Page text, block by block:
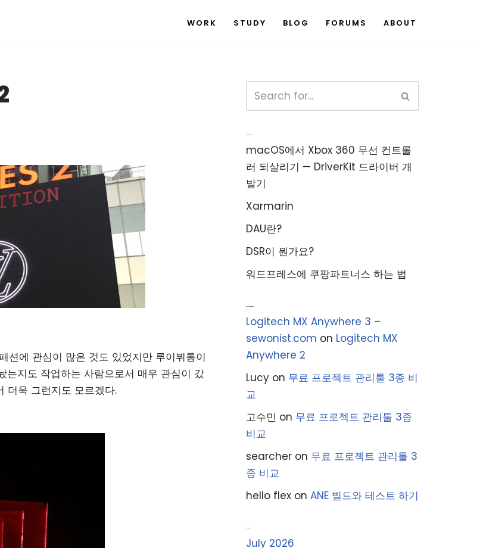
WORK STUDY BLOG FORUMS ABOUT
션에 관심이 많은 것도 있었지만 루이뷔통이
는지도 작업하는 사람으로서 매우 관심이 갔
더욱 그런지도 모르겠다.
macOS에서 Xbox 360 무선 컨트롤
러 되살리기 — DriverKit 드라이버 개
발기
Xarmarin
DAU란?
DSR이 뭔가요?
워드프레스에 쿠팡파트너스 하는 법
Logitech MX Anywhere 3 –
sewonist.com on Logitech MX
Anywhere 2
Lucy on 무료 프로젝트 관리툴 3종 비
교
고수민 on 무료 프로젝트 관리툴 3종
비교
searcher on 무료 프로젝트 관리툴 3
종 비교
hello flex on ANE 빌드와 테스트 하기
July 2026